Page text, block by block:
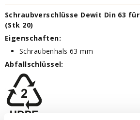
Schraubverschlüsse Dewit Din 63 für
(Stk 20)
Eigenschaften:
Schraubenhals 63 mm
Abfallschlüssel: